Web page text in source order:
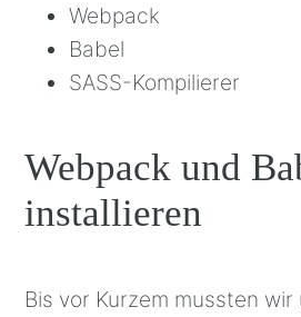
Webpack
Babel
SASS-Kompilierer
Webpack und
installieren
Bis vor Kurzem mussten